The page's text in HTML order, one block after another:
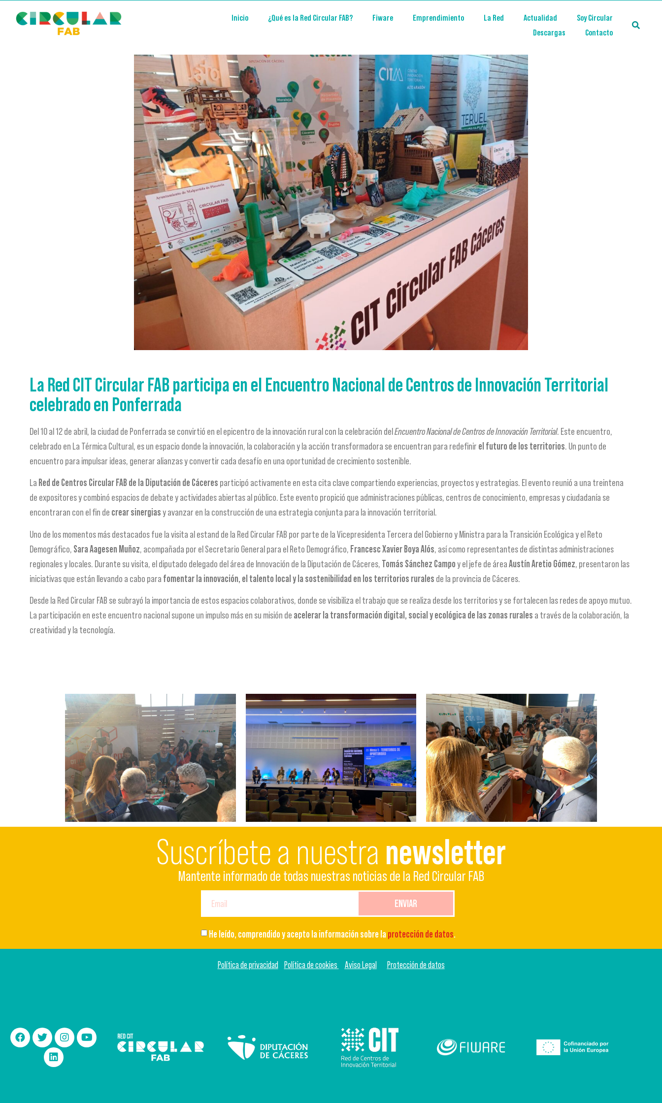
Inicio ¿Qué es la Red Circular FAB? Fiware Emprendimiento La Red Actualidad
Soy Circular
Descargas
Contacto
La Red CIT Circular FAB participa en el Encuentro Nacional de Centros de Innovación Territorial
celebrado en Ponferrada
Del 10 al 12 de abril, la ciudad de Ponferrada se convirtió en el epicentro de la innovación rural con la celebración delEncuentro Nacional de Centros de Innovación Territorial. Este encuentro,
celebrado en La Térmica Cultural, es un espacio donde la innovación, la colaboración y la acción transformadora se encuentran para redefinir el futuro de los territorios. Un punto de
encuentro para impulsar ideas, generar alianzas y convertir cada desafío en una oportunidad de crecimiento sostenible.
La Red de Centros Circular FAB de la Diputación de Cáceres participó activamente en esta cita clave compartiendo experiencias, proyectos y estrategias. El evento reunió a una treintena
de expositores y combinó espacios de debate y actividades abiertas al público. Este evento propició que administraciones públicas, centros de conocimiento, empresas y ciudadanía se
encontraran con el fin de crear sinergiasy avanzar en la construcción de una estrategia conjunta para la innovación territorial.
Uno de los momentos más destacados fue la visita al estand de la Red Circular FAB por parte de la Vicepresidenta Tercera del Gobierno y Ministra para la Transición Ecológica y el Reto
Demográfico, Sara Aagesen Muñoz, acompañada por el Secretario General para el Reto Demográfico, Francesc Xavier Boya Alós, así como representantes de distintas administraciones
regionales y locales. Durante su visita, el diputado delegado del área de Innovación de la Diputación de Cáceres, Tomás Sánchez Campoy el jefe de áreaAustín Aretio Gómez, presentaron las
iniciativas que están llevando a cabo para fomentar la innovación, el talento local y la sostenibilidad en los territorios rurales de la provincia de Cáceres.
Desde la Red Circular FAB se subrayó la importancia de estos espacios colaborativos, donde se visibiliza el trabajo que se realiza desde los territorios y se fortalecen las redes de apoyo mutuo.
La participación en este encuentro nacional supone un impulso más en su misión de acelerar la transformación digital, social y ecológica de las zonas rurales a través de la colaboración, la
creatividad y la tecnología.
Suscríbete a nuestra newsletter
Mantente informado de todas nuestras noticias de la Red Circular FAB
He leído, comprendido y acepto la información sobre laprotección de datos.
ENVIAR
Política de privacidad Política de cookies Aviso Legal Protección de datos